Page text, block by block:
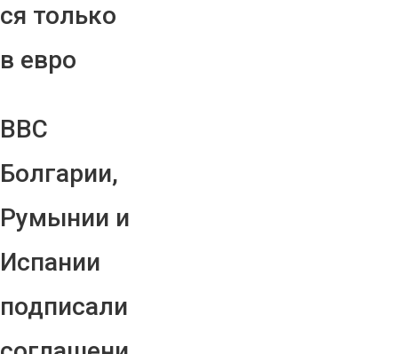
ся только
в евро
ВВС
Болгарии,
Румынии и
Испании
подписали